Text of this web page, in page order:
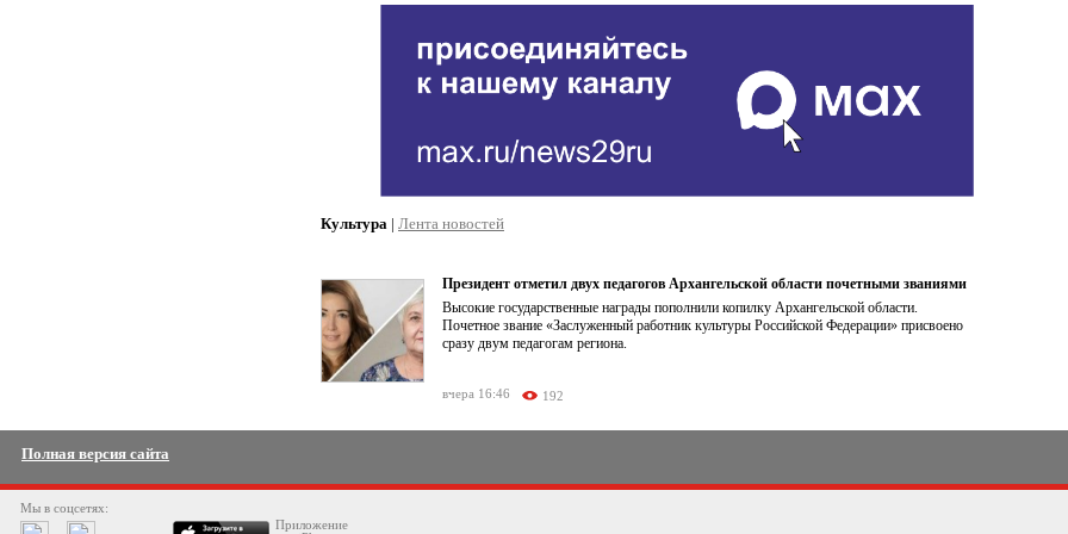
Культура | Лента новостей
Президент отметил двух педагогов Архангельской области почетными званиями
Высокие государственные награды пополнили копилку Архангельской области.
Почетное звание «Заслуженный работник культуры Российской Федерации» присвоено
сразу двум педагогам региона.
вчера 16:46 192
Полная версия сайта
Мы в соцсетях:
Приложение